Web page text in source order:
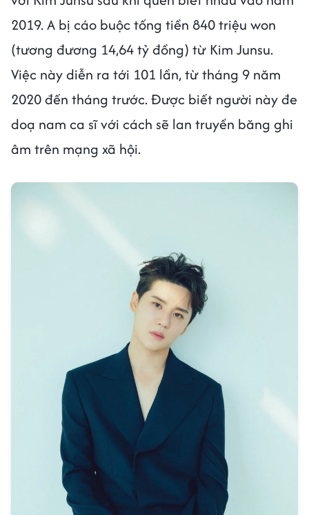
2019. A bị cáo buộc tống tiền 840 triệu won
(tương đương 14,64 tỷ đồng) từ Kim Junsu.
Việc này diễn ra tới 101 lần, từ tháng 9 năm
2020 đến tháng trước. Được biết người này đe
doạ nam ca sĩ với cách sẽ lan truyền băng ghi
âm trên mạng xã hội.